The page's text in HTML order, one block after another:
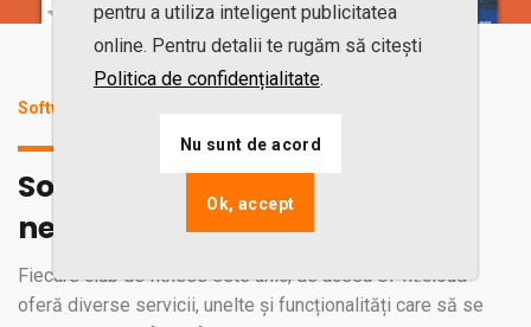
Software performant pentru rezultate excelente
Software adaptat exact
nevoilor activității din sala ta
Fiecare club de fitness este unic, de aceea UPfit.cloud
oferă diverse servicii, unelte și funcționalități care să se
pentru a utiliza inteligent publicitatea
online. Pentru detalii te rugăm să citești
Politica de confidențialitate.
Nu sunt de acord
Ok, accept